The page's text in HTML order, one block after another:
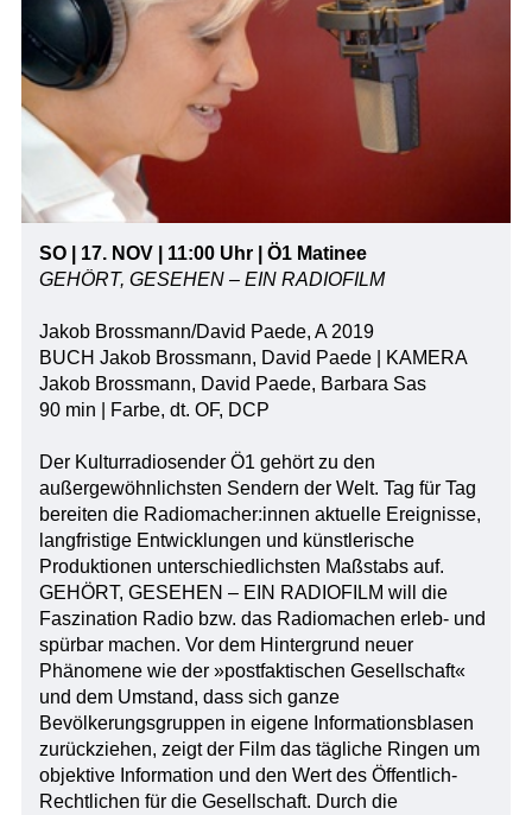
SO | 17. NOV | 11:00 Uhr | Ö1 Matinee
GEHÖRT, GESEHEN – EIN RADIOFILM
Jakob Brossmann/David Paede, A 2019
BUCH Jakob Brossmann, David Paede | KAMERA
Jakob Brossmann, David Paede, Barbara Sas
90 min | Farbe, dt. OF, DCP
Der Kulturradiosender Ö1 gehört zu den
außergewöhnlichsten Sendern der Welt. Tag für Tag
bereiten die Radiomacher:innen aktuelle Ereignisse,
langfristige Entwicklungen und künstlerische
Produktionen unterschiedlichsten Maßstabs auf.
GEHÖRT, GESEHEN – EIN RADIOFILM will die
Faszination Radio bzw. das Radiomachen erleb- und
spürbar machen. Vor dem Hintergrund neuer
Phänomene wie der »postfaktischen Gesellschaft«
und dem Umstand, dass sich ganze
Bevölkerungsgruppen in eigene Informationsblasen
zurückziehen, zeigt der Film das tägliche Ringen um
objektive Information und den Wert des Öffentlich-
Rechtlichen für die Gesellschaft. Durch die